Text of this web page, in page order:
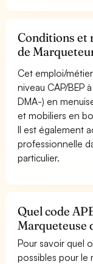
Conditions et
de
Cet emploi/
niveau CAP/BEP
DMA-) en
et mobiliers en
Il est également
professionnelle
particulier.
Quel code
Marqueteuse
Pour savoir quel
possibles pour le